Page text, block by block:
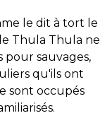
le dit à tort le
Thula Thula ne
sauvages,
qu'ils ont
sont occupés